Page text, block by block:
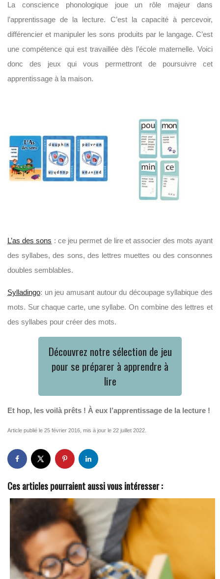
La conscience phonologique joue un rôle majeur dans
l’apprentissage de la lecture. C’est la capacité à percevoir,
différencier et manipuler les sons produits par le langage. C’est
une compétence qui est travaillée dès l’école maternelle. Voici
donc des jeux qui vous permettront de poursuivre cet
apprentissage à la maison.
L’as des sons : ce jeu permet de lire et associer des mots ayant
des syllabes, des sons, des lettres muettes ou des consonnes
doubles semblables.
Sylladingo: un jeu amusant autour du découpage syllabique des
mots. Sur chaque carte, une syllabe. On combine des lettres et
des syllabes pour créer des mots.
Découvrez notre sélection de jeu
pour se préparer à apprendre à
lire
Et hop, les voilà prêts ! À eux l’apprentissage de la lecture !
Article publié le 25 février 2016, mis à jour le 22 juillet 2022.
Ces articles pourraient aussi vous intéresser :